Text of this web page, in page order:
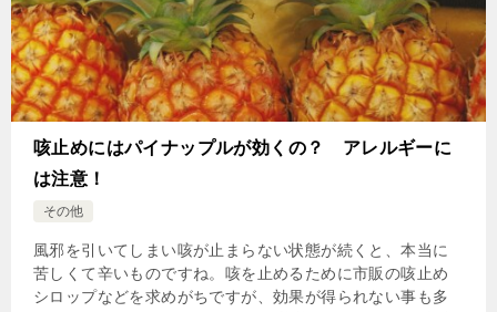
咳止めにはパイナップルが効くの？ アレルギーに
は注意！
その他
風邪を引いてしまい咳が止まらない状態が続くと、本当に
苦しくて辛いものですね。咳を止めるために市販の咳止め
シロップなどを求めがちですが、効果が得られない事も多